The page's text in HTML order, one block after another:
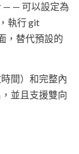
— — 可以設定為
執行 git
，替代預設的
間）和完整內
並且支援雙向